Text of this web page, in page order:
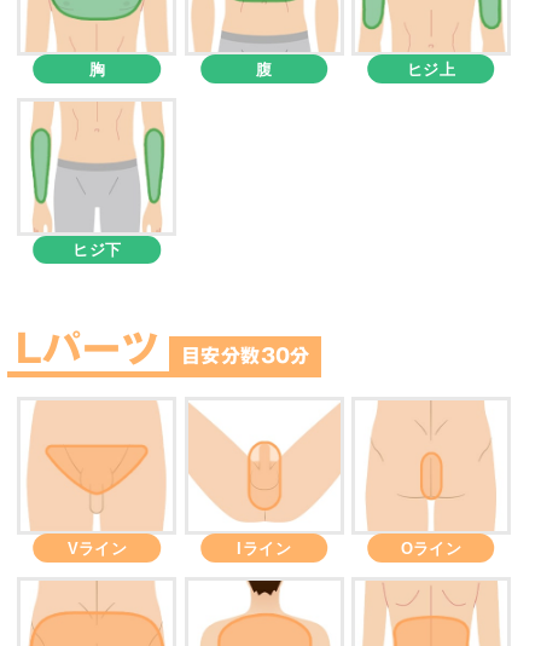
胸 腹 ヒジ上
ヒジ下
Lパーツ 目安分数30分
Vライン Iライン Oライン